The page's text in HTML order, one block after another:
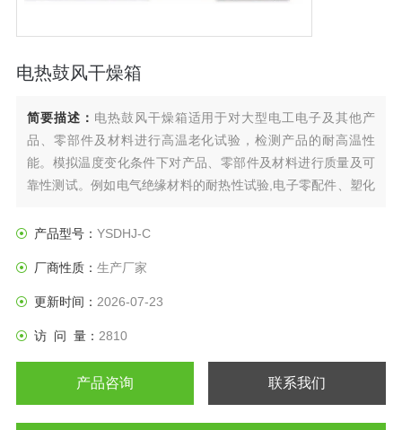
电热鼓风干燥箱
简要描述： 电热鼓风干燥箱适用于对大型电工电子及其他产
品、零部件及材料进行高温老化试验，检测产品的耐高温性
能。模拟温度变化条件下对产品、零部件及材料进行质量及可
靠性测试。例如电气绝缘材料的耐热性试验,电子零配件、塑化
产品型号： YSDHJ-C
厂商性质： 生产厂家
更新时间： 2026-07-23
访 问 量： 2810
产品咨询 联系我们